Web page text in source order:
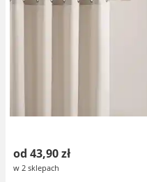
od 43,90 zł
w 2 sklepach